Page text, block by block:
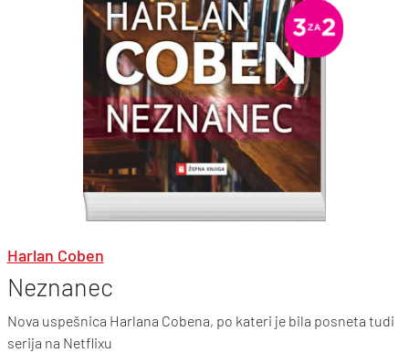
Harlan Coben
Neznanec
Nova uspešnica Harlana Cobena, po kateri je bila posneta tudi
serija na Netflixu